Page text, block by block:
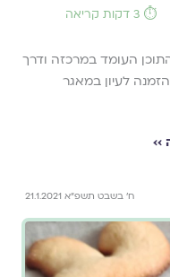
⏱️ 3 דקות קריאה
העומד במרכזה ודרך
לעיון במאגר
ח' בשבט תשפ"א 21.1.2021